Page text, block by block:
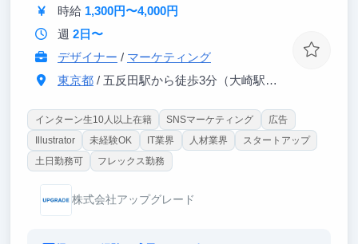
去、インターン生は戦略コンサル・外銀・総合商社等
のトップ企業へ内定しています。
時給 1,300円〜4,000円
週 2日〜
デザイナー / マーケティング
東京都/ 五反田駅から徒歩3分（大崎駅から徒歩8分）
インターン生10人以上在籍 SNSマーケティング
広告
Illustrator
未経験OK IT業界 人材業界
スタートアップ
土日勤務可
フレックス勤務
株式会社アップグレード